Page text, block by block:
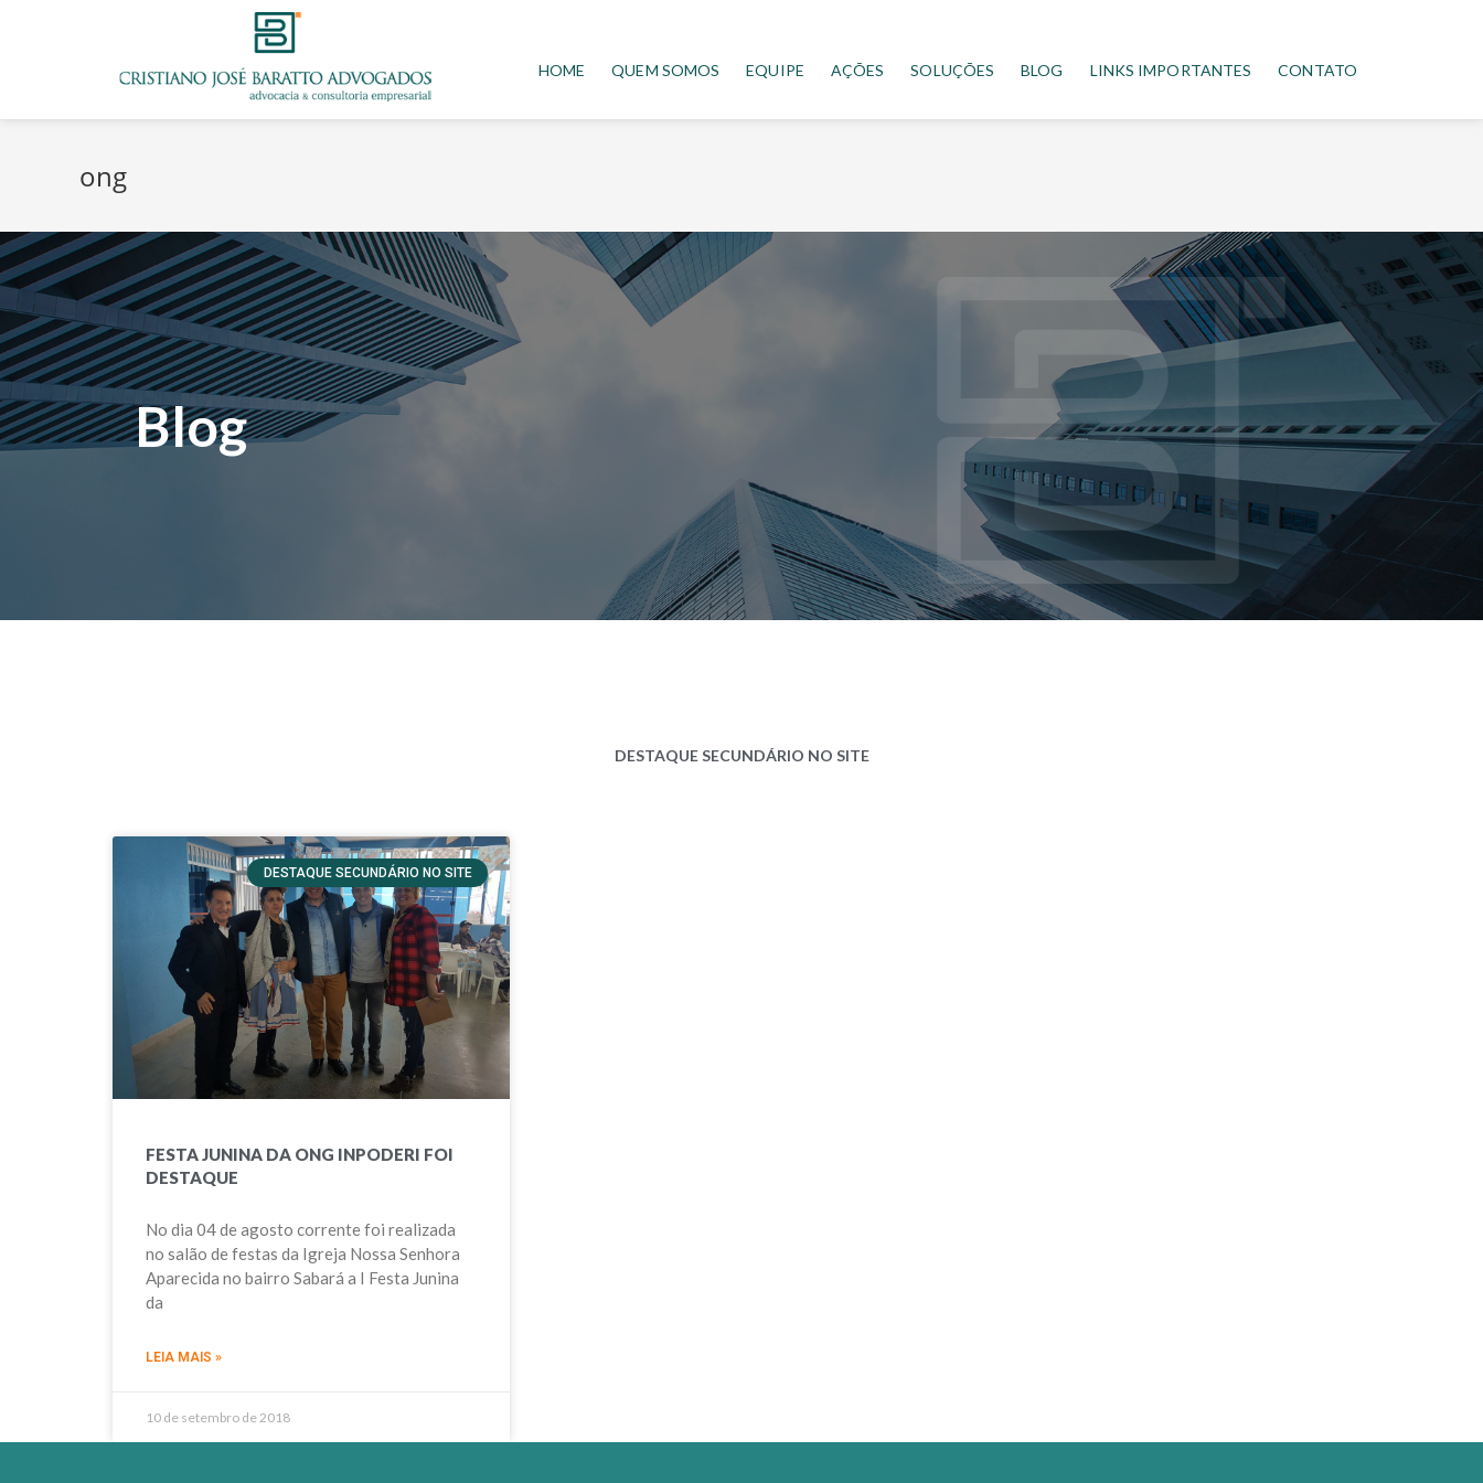
HOME QUEM SOMOS EQUIPE AÇÕES SOLUÇÕES BLOG LINKS IMPORTANTES CONTATO
ong
Blog
DESTAQUE SECUNDÁRIO NO SITE
DESTAQUE SECUNDÁRIO NO SITE
FESTA JUNINA DA ONG INPODERI FOI
DESTAQUE
No dia 04 de agosto corrente foi realizada
no salão de festas da Igreja Nossa Senhora
Aparecida no bairro Sabará a I Festa Junina
da
LEIA MAIS »
10 de setembro de 2018